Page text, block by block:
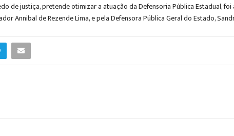
de justiça, pretende otimizar a atuação da Defensoria Pública Estadual,
Annibal de Rezende Lima, e pela Defensora Pública Geral do Estado,